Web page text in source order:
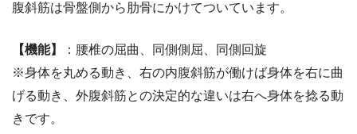
腹斜筋は骨盤側から肋骨にかけてついています。
【機能】
：腰椎の屈曲、同側側屈、同側回旋
※身体を丸める動き、右の内腹斜筋が働けば身体を右に曲
げる動き、外腹斜筋との決定的な違いは右へ身体を捻る動
きです。